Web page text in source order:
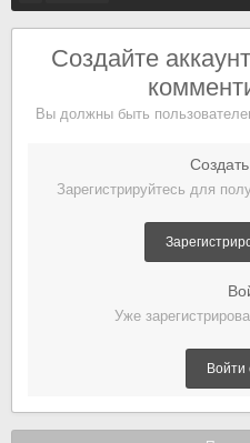
Создайте
Вы должны быть
Зарегистрируйтесь для
Уже
Войти